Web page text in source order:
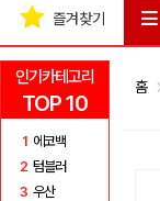
인기카테고리
TOP 10
1 에코백
2 텀블러
3 우산
즐겨찾기
홈